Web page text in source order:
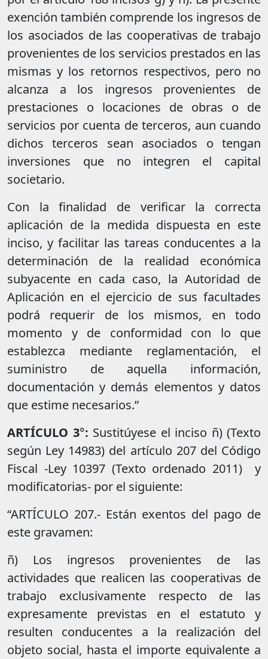
exención también comprende los ingresos de
los asociados de las cooperativas de trabajo
provenientes de los servicios prestados en las
mismas y los retornos respectivos, pero no
alcanza a los ingresos provenientes de
prestaciones o locaciones de obras o de
servicios por cuenta de terceros, aun cuando
dichos terceros sean asociados o tengan
inversiones que no integren el capital
societario.
Con la finalidad de verificar la correcta
aplicación de la medida dispuesta en este
inciso, y facilitar las tareas conducentes a la
determinación de la realidad económica
subyacente en cada caso, la Autoridad de
Aplicación en el ejercicio de sus facultades
podrá requerir de los mismos, en todo
momento y de conformidad con lo que
establezca mediante reglamentación, el
suministro de aquella información,
documentación y demás elementos y datos
que estime necesarios.”
ARTÍCULO 3°: Sustitúyese el inciso ñ) (Texto
según Ley 14983) del artículo 207 del Código
Fiscal -Ley 10397 (Texto ordenado 2011) y
modificatorias- por el siguiente:
“ARTÍCULO 207.- Están exentos del pago de
este gravamen:
ñ) Los ingresos provenientes de las
actividades que realicen las cooperativas de
trabajo exclusivamente respecto de las
expresamente previstas en el estatuto y
resulten conducentes a la realización del
objeto social, hasta el importe equivalente a